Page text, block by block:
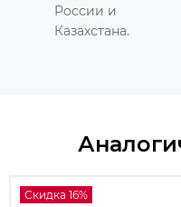
России и
Казахстана.
Скидка 16%